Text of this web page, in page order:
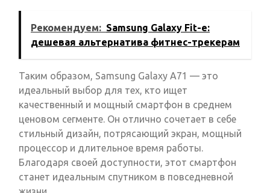
Рекомендуем: Samsung Galaxy Fit-e:
дешевая альтернатива фитнес-трекерам
Таким образом, Samsung Galaxy A71 — это
идеальный выбор для тех, кто ищет
качественный и мощный смартфон в среднем
ценовом сегменте. Он отлично сочетает в себе
стильный дизайн, потрясающий экран, мощный
процессор и длительное время работы.
Благодаря своей доступности, этот смартфон
станет идеальным спутником в повседневной